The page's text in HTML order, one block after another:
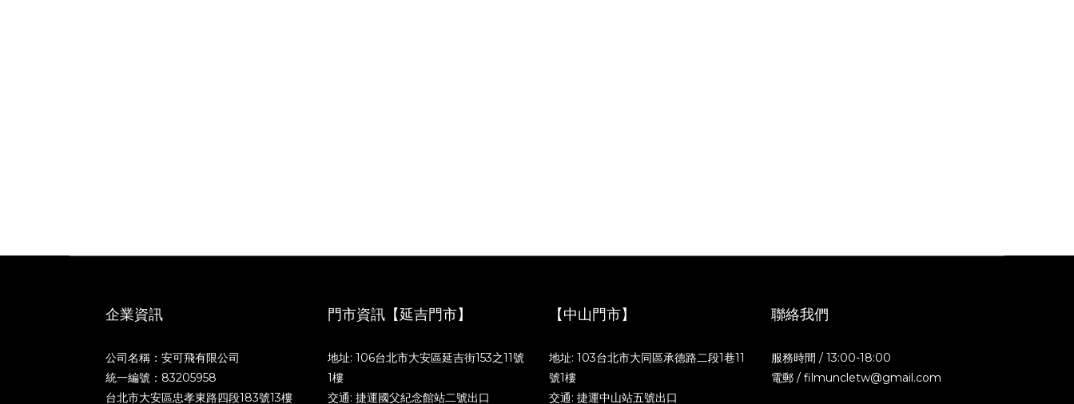
企業資訊
公司名稱：安可飛有限公司
統一編號：83205958
台北市大安區忠孝東路四段183號13樓
門市資訊【延吉門市】
地址: 106台北市大安區延吉街153之11號
1樓
交通: 捷運國父紀念館站二號出口
【中山門市】
地址: 103台北市大同區承德路二段1巷11
號1樓
交通: 捷運中山站五號出口
聯絡我們
服務時間 / 13:00-18:00
電郵 / filmuncletw@gmail.com